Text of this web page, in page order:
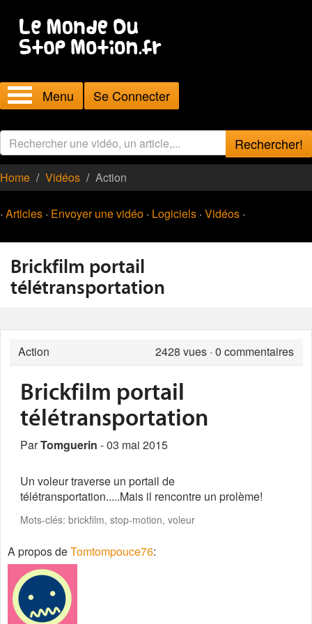
Menu Se Connecter
Rechercher!
Home Vidéos Action
· Articles · Envoyer une vidéo · Logiciels · Vidéos ·
Brickfilm portail
télétransportation
Action 2428 vues · 0 commentaires
Brickfilm portail
télétransportation
ParTomguerin - 03 mai 2015
Un voleur traverse un portail de
télétransportation.....Mais il rencontre un prolème!
Mots-clés: brickfilm, stop-motion, voleur
A propos deTomtompouce76: